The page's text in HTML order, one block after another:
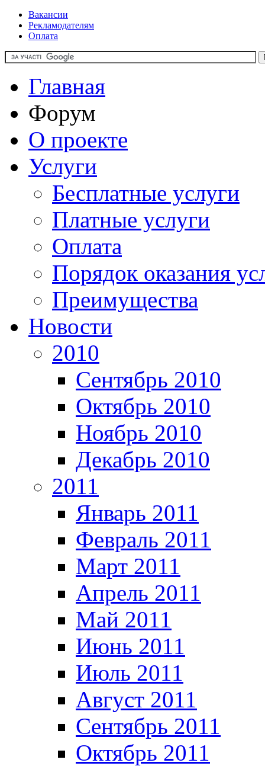
Вакансии
Рекламодателям
Оплата
Главная
Форум
О проекте
Услуги
Бесплатные услуги
Платные услуги
Оплата
Порядок оказания
Преимущества
Новости
2010
Сентябрь 2010
Октябрь 2010
Ноябрь 2010
Декабрь 2010
2011
Январь 2011
Февраль 2011
Март 2011
Апрель 2011
Май 2011
Июнь 2011
Июль 2011
Август 2011
Сентябрь 2011
Октябрь 2011